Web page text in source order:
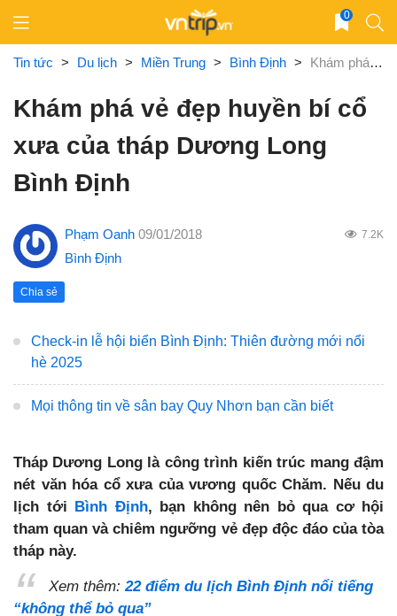
content
0
Tin tức > Du lịch > Miền Trung > Bình Định > Khám phá vẻ đẹp huyền bí cổ xưa của tháp Dương Long Bình Định
Khám phá vẻ đẹp huyền bí cổ
xưa của tháp Dương Long
Bình Định
Phạm Oanh 09/01/2018 7.2K
Bình Định
Chia sẻ
Check-in lễ hội biển Bình Định: Thiên đường mới nổi
hè 2025
Mọi thông tin về sân bay Quy Nhơn bạn cần biết
Tháp Dương Long là công trình kiến trúc mang đậm
nét văn hóa cổ xưa của vương quốc Chăm. Nếu du
lịch tới Bình Định, bạn không nên bỏ qua cơ hội
tham quan và chiêm ngưỡng vẻ đẹp độc đáo của tòa
tháp này.
Xem thêm: 22 điểm du lịch Bình Định nổi tiếng
“không thể bỏ qua”